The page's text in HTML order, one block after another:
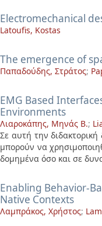
Electromechanical
Latoufis, Kostas
The emergence of
Παπαδούδης, Στράτος;
EMG Based
Environments
Λιαροκάπης, Μηνάς Β.;
Σε αυτή την
μπορούν να
δομημένα όσο και σε
Enabling Behavior-
Native Contexts
Λαμπράκος, Χρήστος;